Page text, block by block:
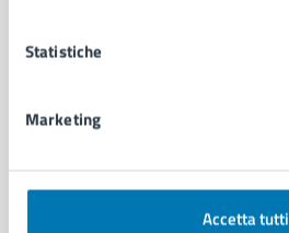
Statistiche
Marketing
Accetta tutti
Intranet, posta aziendale e protocollo
CATEGORIE DI SERVIZIO
Anagrafe e stato civile